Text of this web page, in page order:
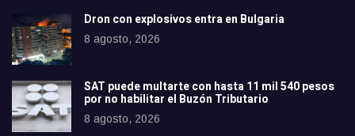
Dron con explosivos entra en Bulgaria
8 agosto, 2026
SAT puede multarte con hasta 11 mil 540 pesos
por no habilitar el Buzón Tributario
8 agosto, 2026